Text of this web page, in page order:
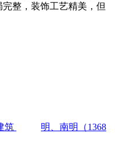
整，装饰工艺精美，但
筑
明、南明（1368